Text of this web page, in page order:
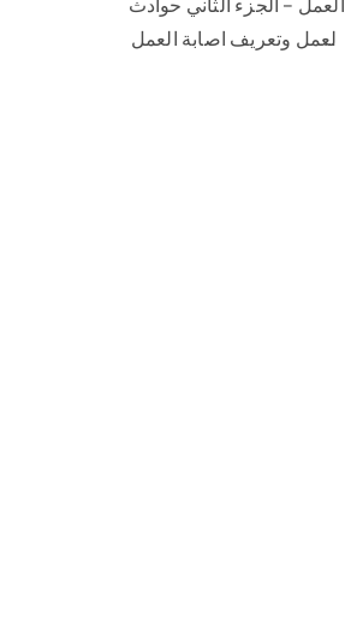
العمل وتعريف اصابة العمل